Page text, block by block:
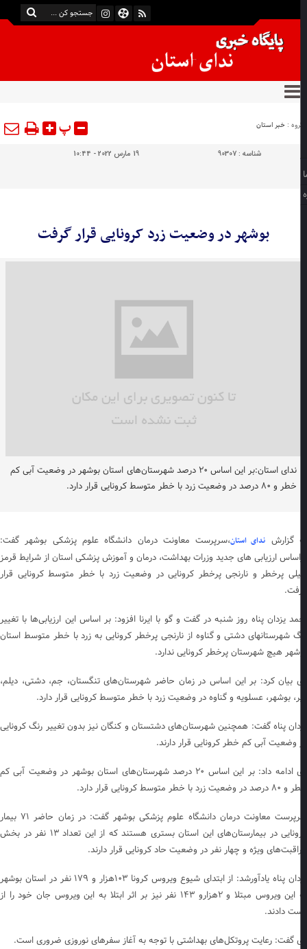
:خبر استان پ
شناسه :90307
بوشهر در وضعیت زرد کرونایی قرار گرفت
ندای استان:بر این اساس ۲۰ درصد شهرستان‌های استان بوشهر در وضعیت آبی کم
خطر و ۸۰ درصد در وضعیت زرد با خطر متوسط کرونایی قرار دارد.
گزارشندای استان،سرپرست معاونت درمان دانشگاه علوم پزشکی بوشهر گفت:
ارزیابی های جدید وزرات بهداشت، درمان و آموزش پزشکی استان از شرایط قرمز
پرخطر و نارنجی پرخطر کرونایی در وضعیت زرد با خطر متوسط کرونایی قرار
یزدان‌ پناه روز شنبه در گفت و گو با ایرنا افزود: بر اساس این ارزیابی‌ها با تغییر
شهرستانهای دشتی و گناوه از نارنجی پرخطر کرونایی به زرد با خطر متوسط استان
هیچ شهرستان پرخطر کرونایی ندارد.
بیان کرد: بر این اساس در زمان حاضر شهرستان‌های تنگستان، جم، دشتی، دیلم،
بوشهر، عسلویه و گناوه در وضعیت زرد با خطر متوسط کرونایی قرار دارد.
پناه گفت: همچنین شهرستان‌های دشتستان و کنگان نیز بدون تغییر رنگ کرونایی
وضعیت آبی کم خطر کرونایی قرار دارند.
وی ادامه داد: بر این اساس ۲۰ درصد شهرستان‌های استان بوشهر در وضعیت آبی کم
با خطر متوسط کرونایی قرار دارد.
سرپرست معاونت درمان دانشگاه علوم پزشکی بوشهر گفت: در زمان حاضر ۷۱ بیمار
کرونایی در بیمارستان‌های این استان بستری هستند که از این تعداد ۱۳ نفر در بخش
ویژه و چهار نفر در وضعیت حاد کرونایی قرار دارند.
یزدان پناه یادآورشد: از ابتدای شیوع ویروس کرونا ۱۰۳هزار و ۱۷۹ نفر در استان بوشهر
به این ویروس مبتلا و ۲هزارو ۱۴۳ نفر نیز بر اثر ابتلا به این ویروس جان خود را از
دادند.
گفت: رعایت پروتکل‌های بهداشتی با توجه به آغاز سفرهای نوروزی ضروری است.